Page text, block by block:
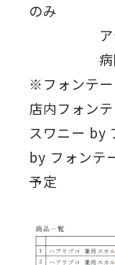
のみ
アデラ
病院内
※フォンテー
店内フォン
スワニー by
by フォンテ
予定